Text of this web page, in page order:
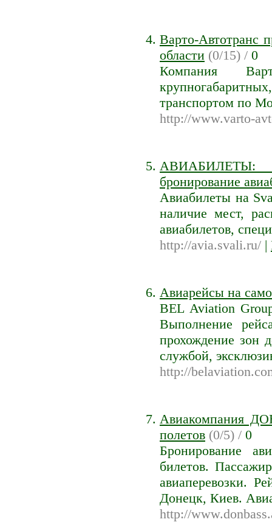
Варто-Автотранс
области (0/15) / 0
Компания
транспортом по
http://www.varto-
АВИАБИЛЕТЫ:
бронирование
Авиабилеты на
наличие мест,
авиабилетов,
http://avia.svali.ru/ |
Авиарейсы на
BEL Aviation
Выполнение
прохождение зон
службой,
http://
Авиакомпания
полетов (0/5) / 0
Бронирование
билетов.
авиаперевозки.
Донецк, Киев.
http://